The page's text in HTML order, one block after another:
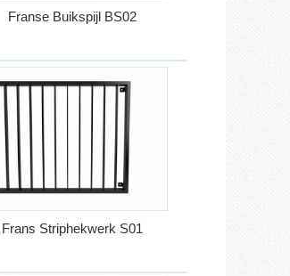
Franse Buikspijl BS02
Frans Striphekwerk S01